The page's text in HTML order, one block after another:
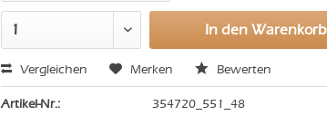
In den Warenkorb
Vergleichen Merken Bewerten
Artikel-Nr.: 354720_551_48